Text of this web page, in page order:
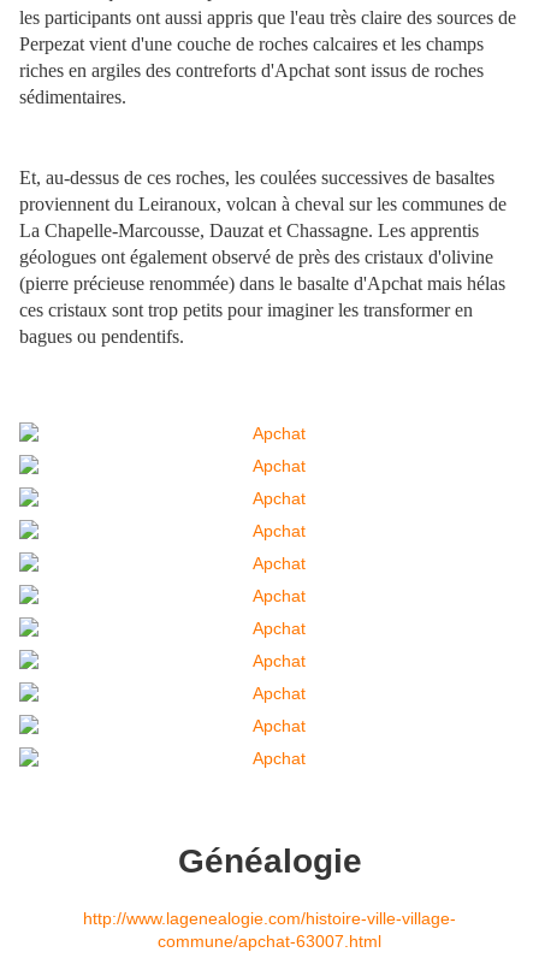
les participants ont aussi appris que l'eau très claire des sources de
Perpezat vient d'une couche de roches calcaires et les champs
riches en argiles des contreforts d'Apchat sont issus de roches
sédimentaires.
Et, au-dessus de ces roches, les coulées successives de basaltes
proviennent du Leiranoux, volcan à cheval sur les communes de
La Chapelle-Marcousse, Dauzat et Chassagne. Les apprentis
géologues ont également observé de près des cristaux d'olivine
(pierre précieuse renommée) dans le basalte d'Apchat mais hélas
ces cristaux sont trop petits pour imaginer les transformer en
bagues ou pendentifs.
Généalogie
http://www.lagenealogie.com/histoire-ville-village-
commune/apchat-63007.html